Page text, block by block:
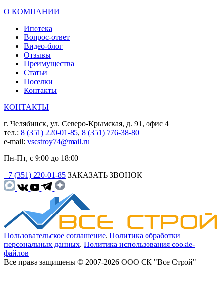
О КОМПАНИИ
Ипотека
Вопрос-ответ
Видео-блог
Отзывы
Преимущества
Статьи
Поселки
Контакты
КОНТАКТЫ
г. Челябинск, ул. Северо-Крымская, д. 91, офис 4
тел.: 8 (351) 220-01-85, 8 (351) 776-38-80
e-mail: vsestroy74@mail.ru
Пн-Пт, с 9:00 до 18:00
+7 (351) 220-01-85 ЗАКАЗАТЬ ЗВОНОК
Пользовательское соглашение. Политика обработки
персональных данных. Политика использования cookie-
файлов
Все права защищены © 2007-2026 ООО СК "Все Строй"